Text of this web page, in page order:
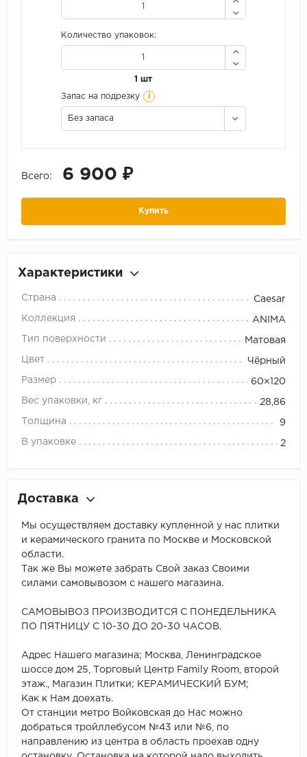
Количество упаковок:
1 шт
Запас на подрезку i
Без запаса
Всего: 6 900 ₽
Купить
Характеристики
Страна Caesar
Коллекция ANIMA
Тип поверхности Матовая
Цвет Чёрный
Размер 60×120
Вес упаковки, кг 28,86
Толщина 9
В упаковке 2
Доставка
Мы осуществляем доставку купленной у нас плитки
и керамического гранита по Москве и Московской
области.
Так же Вы можете забрать Свой заказ Своими
силами самовывозом с нашего магазина.
САМОВЫВОЗ ПРОИЗВОДИТСЯ С ПОНЕДЕЛЬНИКА
ПО ПЯТНИЦУ С 10-30 ДО 20-30 ЧАСОВ.
Адрес Нашего магазина; Москва, Ленинградское
шоссе дом 25, Торговый Центр Family Room, второй
этаж., Магазин Плитки; КЕРАМИЧЕСКИЙ БУМ;
Как к Нам доехать.
От станции метро Войковская до Нас можно
добраться тройллебусом №43 или №6, по
направлению из центра в область проехав одну